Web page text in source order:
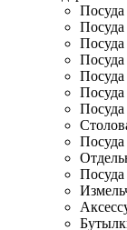
Посуда
Посуда
Посуда